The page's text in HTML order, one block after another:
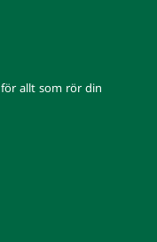
allt som rör din